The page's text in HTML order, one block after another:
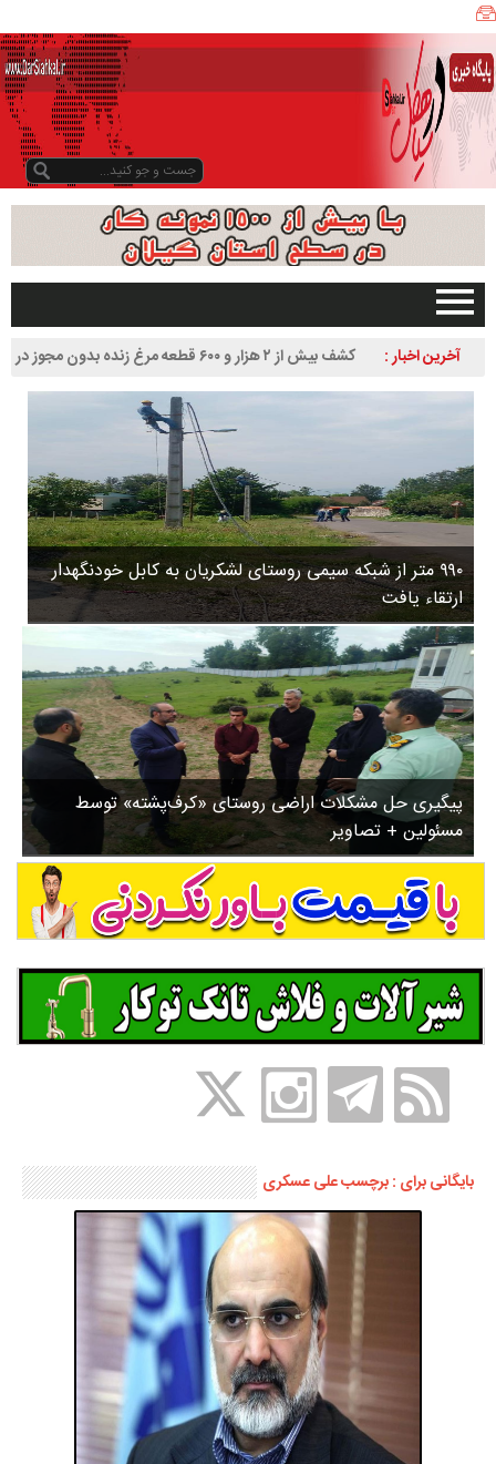
صفحه اصلی
دیلمان
روستاها
ورزشی
سیاسی
چندرسانه ای
مسیر گردشگری دیلمان
درباره ما
آخرین اخبار :
کشف بیش از ۲ هزار و ۶۰۰ قطعه مرغ زنده بدون مجوز در
سیاهکل
۹۹۰ متر از شبکه سیمی روستای لشکریان به کابل خودنگهدار
ارتقاء یافت
پیگیری حل مشکلات اراضی روستای «کرف‌پشته» توسط
مسئولین + تصاویر
ا
ه
ک
ل
ز
و
د
و
د
س
۱
۳
۵
۸
ب
ا
ز
ن
ش
س
ت
ش
د
.
بایگانی برای : برچسب علی عسکری